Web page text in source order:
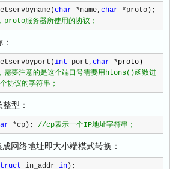
char *name, char
proto服务器所使用的协议；
int port, char *
需要注意的是这个端口号需要用htons()函数进
协议的字符串；
型：
*cp); //cp表示一个IP地址字符串；
网络地址即大小端模式转换：
in_addr in );